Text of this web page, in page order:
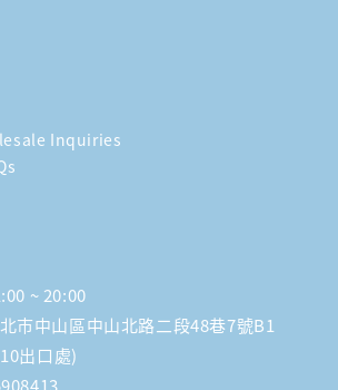
Inquiries
~ 20:00
市中山區中山北路二段48巷7號B1
出口處)